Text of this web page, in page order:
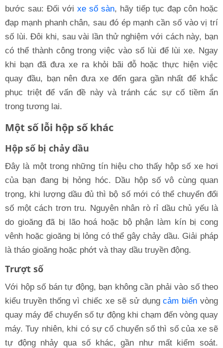
bước sau: Đối với xe số sàn, hãy tiếp tục đạp côn hoặc
đạp mạnh phanh chân, sau đó ép mạnh cần số vào vị trí
số lùi. Đôi khi, sau vài lần thử nghiệm với cách này, bạn
có thể thành công trong việc vào số lùi để lùi xe. Ngay
khi bạn đã đưa xe ra khỏi bãi đỗ hoặc thực hiện việc
quay đầu, bạn nên đưa xe đến gara gần nhất để khắc
phục triệt để vấn đề này và tránh các sự cố tiềm ẩn
trong tương lai.
Một số lỗi hộp số khác
Hộp số bị chảy dầu
Đây là một trong những tín hiệu cho thấy hộp số xe hơi
của bạn đang bị hỏng hóc. Dầu hộp số vô cùng quan
trọng, khi lượng dầu đủ thì bộ số mới có thể chuyển đổi
số một cách trơn tru. Nguyên nhân rò rỉ dầu chủ yếu là
do gioăng đã bị lão hoá hoặc bộ phận làm kín bị cong
vênh hoặc gioăng bị lỏng có thể gây chảy dầu. Giải pháp
là tháo gioăng hoặc phớt và thay dầu truyền động.
Trượt số
Với hộp số bán tự động, bạn không cần phải vào số theo
kiểu truyền thống vì chiếc xe sẽ sử dụngcảm biến vòng
quay máy để chuyển số tự động khi chạm đến vòng quay
máy. Tuy nhiên, khi có sự cố chuyển số thì số của xe sẽ
tự động nhảy qua số khác, gần như mất kiểm soát.